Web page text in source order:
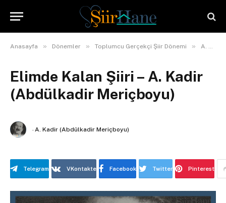
Anasayfa » Dönemler » Toplumcu Gerçekçi Şiir Dönemi » A. Kadir (Abdülkadir Meriçboyu)
Elimde Kalan Şiiri – A. Kadir
(Abdülkadir Meriçboyu)
- A. Kadir (Abdülkadir Meriçboyu)
Telegram VKontakte Facebook Twitter Pinterest